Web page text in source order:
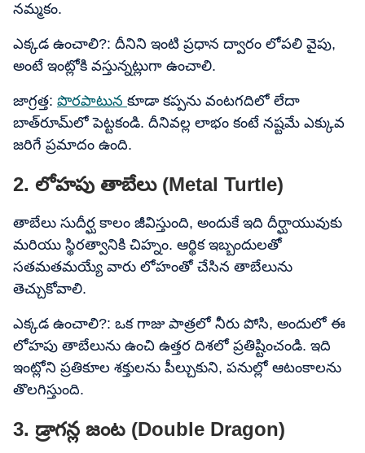
నమ్మకం.
ఎక్కడ ఉంచాలి?: దీనిని ఇంటి ప్రధాన ద్వారం లోపలి వైపు,
అంటే ఇంట్లోకి వస్తున్నట్లుగా ఉంచాలి.
జాగ్రత్త: పొరపాటున కూడా కప్పను వంటగదిలో లేదా
బాత్‌రూమ్‌లో పెట్టకండి. దీనివల్ల లాభం కంటే నష్టమే ఎక్కువ
జరిగే ప్రమాదం ఉంది.
2. లోహపు తాబేలు (Metal Turtle)
తాబేలు సుదీర్ఘ కాలం జీవిస్తుంది, అందుకే ఇది దీర్ఘాయువుకు
మరియు స్థిరత్వానికి చిహ్నం. ఆర్థిక ఇబ్బందులతో
సతమతమయ్యే వారు లోహంతో చేసిన తాబేలును
తెచ్చుకోవాలి.
ఎక్కడ ఉంచాలి?: ఒక గాజు పాత్రలో నీరు పోసి, అందులో ఈ
లోహపు తాబేలును ఉంచి ఉత్తర దిశలో ప్రతిష్టించండి. ఇది
ఇంట్లోని ప్రతికూల శక్తులను పీల్చుకుని, పనుల్లో ఆటంకాలను
తొలగిస్తుంది.
3. డ్రాగన్ల జంట (Double Dragon)